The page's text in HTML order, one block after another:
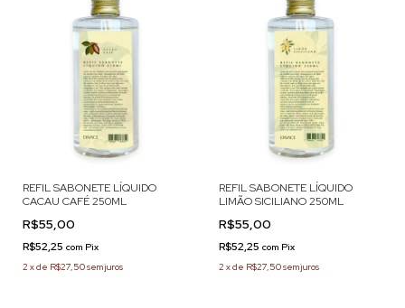
REFIL SABONETE LÍQUIDO
CACAU CAFÉ 250ML
R$55,00
R$52,25 com Pix
2 xde R$27,50sem juros
REFIL SABONETE LÍQUIDO
LIMÃO SICILIANO 250ML
R$55,00
R$52,25 com Pix
2 xde R$27,50sem juros